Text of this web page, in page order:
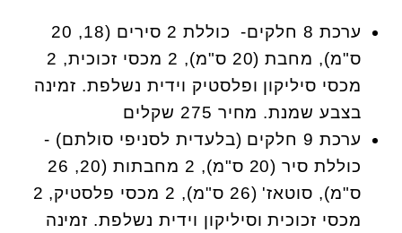
ערכת 8 חלקים- כוללת 2 סירים (18, 20
ס"מ), מחבת (20 ס"מ), 2 מכסי זכוכית, 2
מכסי סיליקון ופלסטיק וידית נשלפת. זמינה
בצבע שמנת. מחיר 275 שקלים
ערכת 9 חלקים (בלעדית לסניפי סולתם) -
כוללת סיר (20 ס"מ), 2 מחבתות (20, 26
ס"מ), סוטאז' (26 ס"מ), 2 מכסי פלסטיק, 2
מכסי זכוכית וסיליקון וידית נשלפת. זמינה